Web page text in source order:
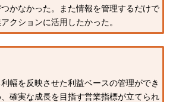
かなかった。また情報を管理するだけで
クションに活用したかった。
幅を反映させた利益ベースの管理ができ
確実な成長を目指す営業指標が立てられ